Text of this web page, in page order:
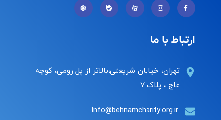
ارتباط با ما
تهران، خیابان شریعتی،بالاتر از پل رومی، کوچه
عاج ، پلاک ۷
Info@behnamcharity.org.ir